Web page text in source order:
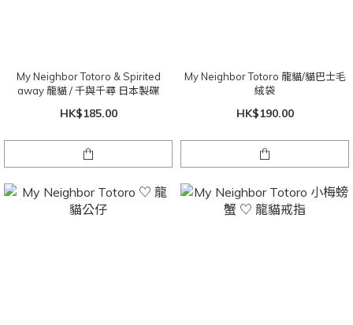
My Neighbor Totoro & Spirited
away 龍貓 / 千與千尋 日本製碟
HK$185.00
My Neighbor Totoro 龍貓/貓巴士毛
絨袋
HK$190.00